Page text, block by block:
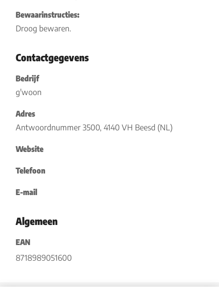
Bewaarinstructies:
Droog bewaren.
Contactgegevens
Bedrijf
g'woon
Adres
Antwoordnummer 3500, 4140 VH Beesd (NL)
Website
Telefoon
E-mail
Algemeen
EAN
8718989051600